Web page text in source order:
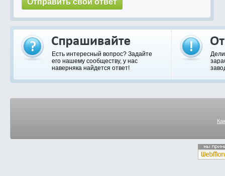
Есть интересный вопрос? Задайте
его нашему сообществу, у нас
наверняка найдется ответ!